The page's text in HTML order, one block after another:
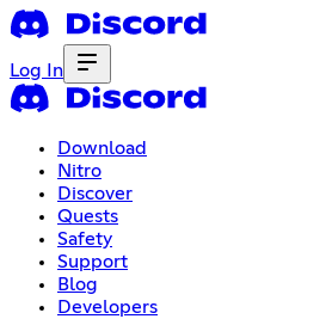
Log In
Download
Nitro
Discover
Quests
Safety
Support
Blog
Developers